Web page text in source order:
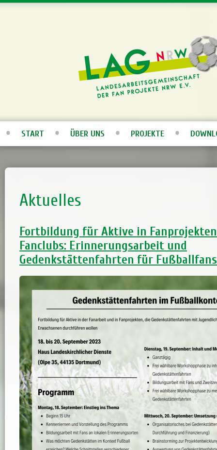
START ÜBER UNS PROJEKTE
Aktuelles
Fortbildung für Aktive in
Fanclubs: Erinnerungsarbeit und
Gedenkstättenfahrten für Fußballfans